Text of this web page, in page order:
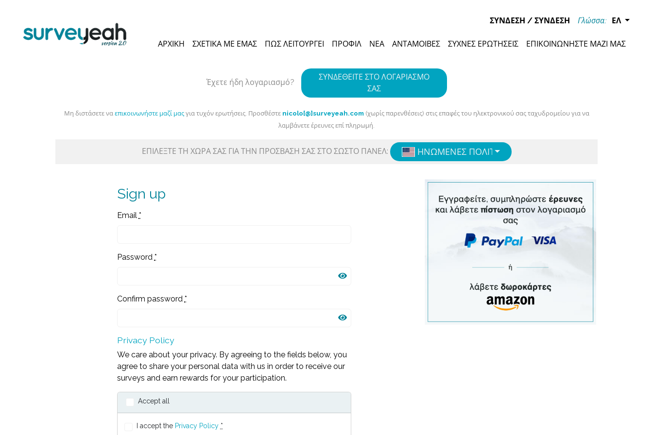
ΣΎΝΔΕΣΗ /ΣΎΝΔΕΣΗ Γλώσσα: ΕΛ
ΑΡΧΙΚΉ ΣΧΕΤΙΚΆ ΜΕ ΕΜΆΣ ΠΏΣ ΛΕΙΤΟΥΡΓΕΊ ΠΡΟΦΊΛ ΝΈΑ ΑΝΤΑΜΟΙΒΈΣ ΣΥΧΝΈΣ ΕΡΩΤΉΣΕΙΣ ΕΠΙΚΟΙΝΩΝΉΣΤΕ ΜΑΖΊ ΜΑΣ
Έχετε ήδη λογαριασμό?
ΣΥΝΔΕΘΕΊΤΕ ΣΤΟ ΛΟΓΑΡΙΑΣΜΌ
ΣΑΣ
Μη διστάσετε να επικοινωνήστε μαζί μαςγια τυχόν ερωτήσεις. Προσθέστε nicolo[@]surveyeah.com(χωρίς παρενθέσεις) στις επαφές του ηλεκτρονικού σας ταχυδρομείου για να
λαμβάνετε έρευνες επί πληρωμή.
ΕΠΙΛΈΞΤΕ ΤΗ ΧΏΡΑ ΣΑΣ ΓΙΑ ΤΗΝ ΠΡΌΣΒΑΣΗ ΣΑΣ ΣΤΟ ΣΩΣΤΌ ΠΆΝΕΛ: ΗΝΩΜΈΝΕΣ ΠΟΛΙΤΕΊΕΣENGLISH
Sign up
Email *
Password *
Confirm password *
Privacy Policy
We care about your privacy. By agreeing to the fields below, you
agree to share your personal data with us in order to receive our
surveys and earn rewards for your participation.
Accept all
I accept the Privacy Policy *